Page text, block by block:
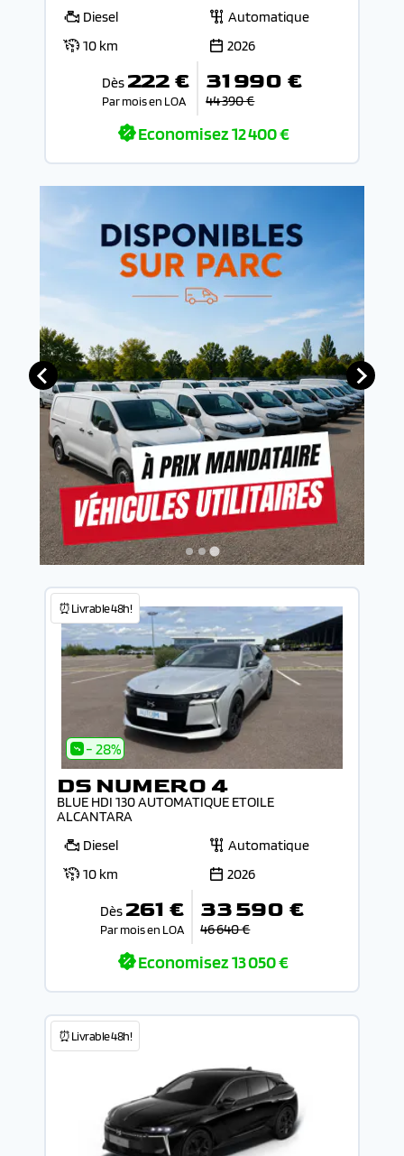
Diesel
Automatique
10 km
2026
Dès 222 €
Par mois en LOA
31 990 €
44 390 €
Economisez12 400 €
⏰Livrable 48h!
- 28%
DS NUMERO 4
BLUE HDI 130 AUTOMATIQUE ETOILE
ALCANTARA
Diesel
Automatique
10 km
2026
Dès 261 €
Par mois en LOA
33 590 €
46 640 €
Economisez13 050 €
⏰Livrable 48h!